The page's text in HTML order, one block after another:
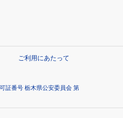
ご利用にあたって
証番号 栃木県公安委員会 第